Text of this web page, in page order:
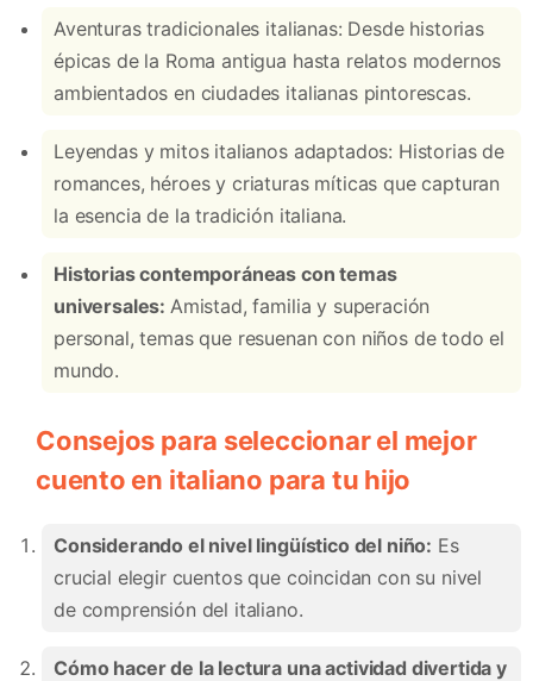
Aventuras tradicionales italianas: Desde historias
épicas de la Roma antigua hasta relatos modernos
ambientados en ciudades italianas pintorescas.
Leyendas y mitos italianos adaptados: Historias de
romances, héroes y criaturas míticas que capturan
la esencia de la tradición italiana.
Historias contemporáneas con temas
universales: Amistad, familia y superación
personal, temas que resuenan con niños de todo el
mundo.
Consejos para seleccionar el mejor
cuento en italiano para tu hijo
Considerando el nivel lingüístico del niño: Es
crucial elegir cuentos que coincidan con su nivel
de comprensión del italiano.
Cómo hacer de la lectura una actividad divertida y